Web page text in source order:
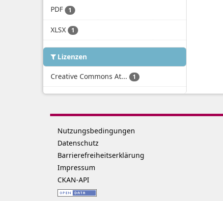
PDF 1
XLSX 1
Lizenzen
Creative Commons At... 1
Nutzungsbedingungen
Datenschutz
Barrierefreiheitserklärung
Impressum
CKAN-API